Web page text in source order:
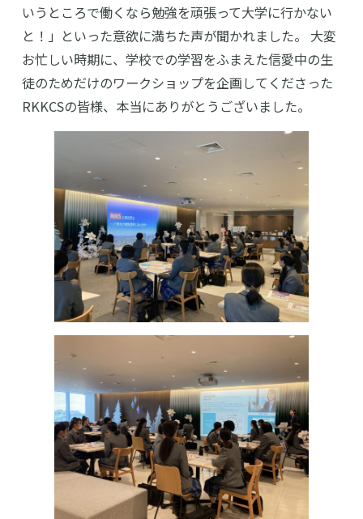
いうところで働くなら勉強を頑張って大学に行かない
と！」といった意欲に満ちた声が聞かれました。 大変
お忙しい時期に、学校での学習をふまえた信愛中の生
徒のためだけのワークショップを企画してくださった
RKKCSの皆様、本当にありがとうございました。